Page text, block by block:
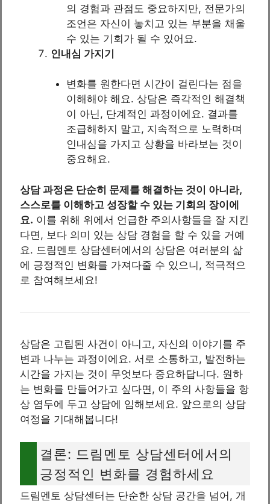
의 경험과 관점도 중요하지만, 전문가의
조언은 자신이 놓치고 있는 부분을 채울
수 있는 기회가 될 수 있어요.
인내심 가지기
변화를 원한다면 시간이 걸린다는 점을
이해해야 해요. 상담은 즉각적인 해결책
이 아닌, 단계적인 과정이에요. 결과를
조급해하지 말고, 지속적으로 노력하며
인내심을 가지고 상황을 바라보는 것이
중요해요.
상담 과정은 단순히 문제를 해결하는 것이 아니라,
스스로를 이해하고 성장할 수 있는 기회의 장이에
요. 이를 위해 위에서 언급한 주의사항들을 잘 지킨
다면, 보다 의미 있는 상담 경험을 할 수 있을 거예
요. 드림멘토 상담센터에서의 상담은 여러분의 삶
에 긍정적인 변화를 가져다줄 수 있으니, 적극적으
로 참여해보세요!
상담은 고립된 사건이 아니고, 자신의 이야기를 주
변과 나누는 과정이에요. 서로 소통하고, 발전하는
시간을 가지는 것이 무엇보다 중요하답니다. 원하
는 변화를 만들어가고 싶다면, 이 주의 사항들을 항
상 염두에 두고 상담에 임해보세요. 앞으로의 상담
여정을 기대해봅니다!
결론: 드림멘토 상담센터에서의
긍정적인 변화를 경험하세요
드림멘토 상담센터는 단순한 상담 공간을 넘어, 개